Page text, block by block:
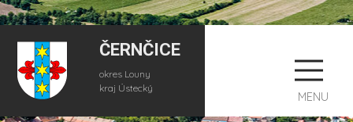
ČERNČICE
okres Louny
kraj Ústecký
MENU